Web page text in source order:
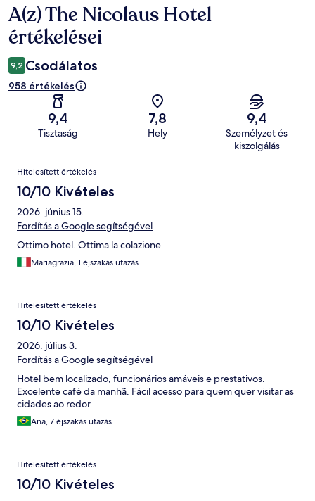
Értékelések
A(z) The Nicolaus Hotel
értékelései
9,2 Csodálatos
958 értékelés
9,4
Tisztaság
7,8
Hely
9,4
Személyzet és
kiszolgálás
Értékelések
Hitelesített értékelés
10/10 Kivételes
2026. június 15.
Fordítás a Google segítségével
Ottimo hotel. Ottima la colazione
Mariagrazia, 1 éjszakás utazás
Hitelesített értékelés
10/10 Kivételes
2026. július 3.
Fordítás a Google segítségével
Hotel bem localizado, funcionários amáveis e prestativos.
Excelente café da manhã. Fácil acesso para quem quer visitar as
cidades ao redor.
Ana, 7 éjszakás utazás
Hitelesített értékelés
10/10 Kivételes